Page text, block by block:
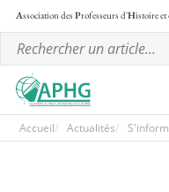
Association desProfesseurs d'Histoire
Accueil Actualités